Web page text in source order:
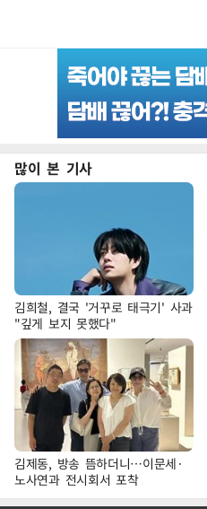
많이 본 기사
김희철, 결국 '거꾸로 태극기' 사과
"깊게 보지 못했다"
김제동, 방송 뜸하더니…이문세·
노사연과 전시회서 포착